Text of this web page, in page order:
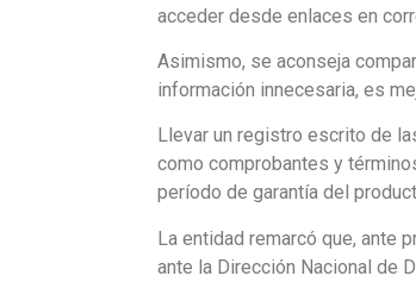
acceder desde enlaces en
Asimismo, se aconseja
información innecesaria, es
Llevar un registro escrito de
como comprobantes y
período de garantía del
La entidad remarcó que, ante
ante la Dirección Nacional de